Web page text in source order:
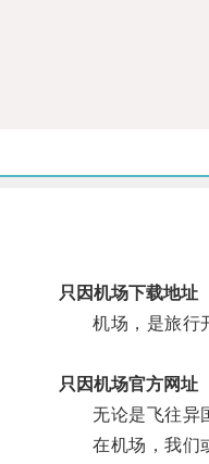
只因机场下载地址
机场，是旅行开
只因机场官方网址
无论是飞往异国
在机场，我们或